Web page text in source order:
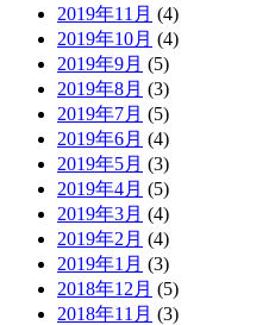
2019年11月 (4)
2019年10月 (4)
2019年9月 (5)
2019年8月 (3)
2019年7月 (5)
2019年6月 (4)
2019年5月 (3)
2019年4月 (5)
2019年3月 (4)
2019年2月 (4)
2019年1月 (3)
2018年12月 (5)
2018年11月 (3)